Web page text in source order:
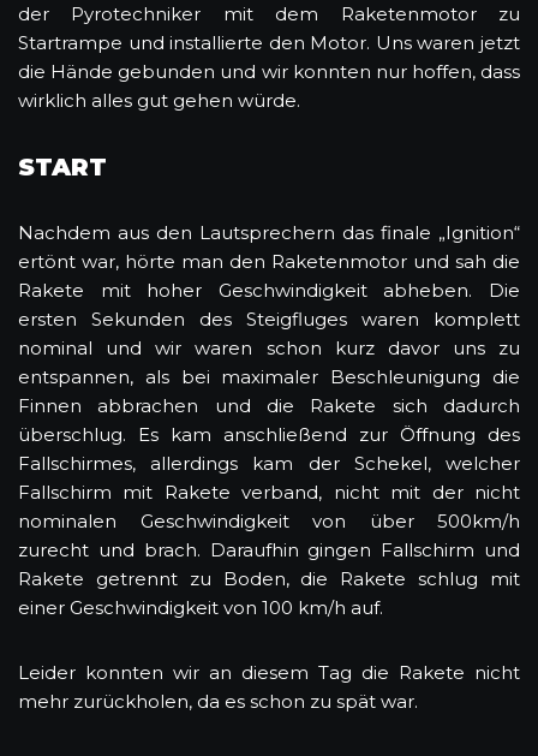
der Pyrotechniker mit dem Raketenmotor zu
Startrampe und installierte den Motor. Uns waren jetzt
die Hände gebunden und wir konnten nur hoffen, dass
wirklich alles gut gehen würde.
START
Nachdem aus den Lautsprechern das finale „Ignition“
ertönt war, hörte man den Raketenmotor und sah die
Rakete mit hoher Geschwindigkeit abheben. Die
ersten Sekunden des Steigfluges waren komplett
nominal und wir waren schon kurz davor uns zu
entspannen, als bei maximaler Beschleunigung die
Finnen abbrachen und die Rakete sich dadurch
überschlug. Es kam anschließend zur Öffnung des
Fallschirmes, allerdings kam der Schekel, welcher
Fallschirm mit Rakete verband, nicht mit der nicht
nominalen Geschwindigkeit von über 500km/h
zurecht und brach. Daraufhin gingen Fallschirm und
Rakete getrennt zu Boden, die Rakete schlug mit
einer Geschwindigkeit von 100 km/h auf.
Leider konnten wir an diesem Tag die Rakete nicht
mehr zurückholen, da es schon zu spät war.